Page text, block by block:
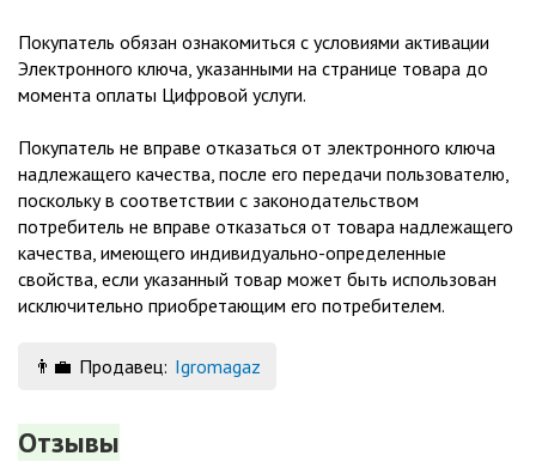
Покупатель обязан ознакомиться с условиями активации
Электронного ключа, указанными на странице товара до
момента оплаты Цифровой услуги.
Покупатель не вправе отказаться от электронного ключа
надлежащего качества, после его передачи пользователю,
поскольку в соответствии с законодательством
потребитель не вправе отказаться от товара надлежащего
качества, имеющего индивидуально-определенные
свойства, если указанный товар может быть использован
исключительно приобретающим его потребителем.
👨‍💼 Продавец: Igromagaz
Отзывы